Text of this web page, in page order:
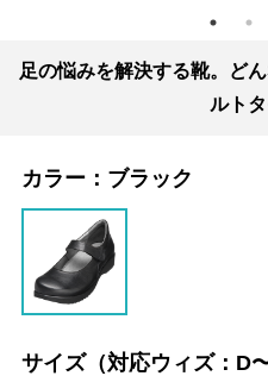
足の悩みを解決する靴。ど
ルトタ
カラー： ブラック
サイズ（対応ウィズ：D〜